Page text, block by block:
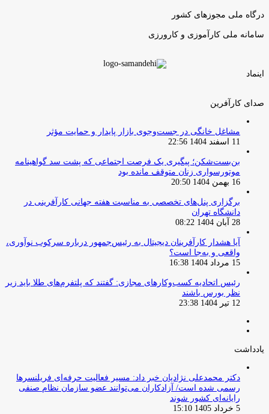
درگاه ملی مجوزهای کشور
سامانه ملی کارآموزی و کارورزی
اینماد
صدای کارآفرین
مشاغل خانگی در جست‌وجوی بازار پایدار و حمایت مؤثر
11 اسفند 1404 22:56
بن‌بست‌شکن؛ پیگیری یک فرصت اجتماعی که پشت سد گواهینامه
موتورسواری زنان متوقف مانده بود
16 بهمن 1404 20:50
برگزاری پنل‌های تخصصی به مناسبت هفته جهانی کارآفرینی در
دانشگاه تهران
28 آبان 1404 08:22
آیا هشدار کارآفرینان دیجیتال به رئیس‌جمهور درباره سرکوب نوآوری،
واقعی و به‌جا است؟
15 مرداد 1404 16:38
‏رئیس اتحادیه کسب‌وکارهای مجازی: گفتند که پلتفرم‌های طلا باید زیر
نظر بورس باشند
12 تیر 1404 23:38
یادداشت
دکتر محمدعلی نژادیان خبر داد: مسیر فعالیت حرفه‌ای فریلنسرها
رسمی شده است/ آزادکاران می‌توانند عضو سازمان نظام صنفی
رایانه‌ای کشور شوند
5 خرداد 1405 15:10